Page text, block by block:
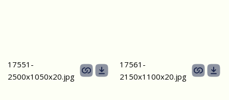
17551-
2500х1050х20.jpg
17561-
2150х1100х20.jpg